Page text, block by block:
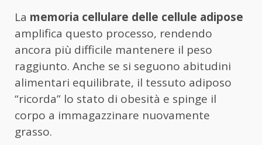
La memoria cellulare delle cellule adipose
amplifica questo processo, rendendo
ancora più difficile mantenere il peso
raggiunto. Anche se si seguono abitudini
alimentari equilibrate, il tessuto adiposo
“ricorda” lo stato di obesità e spinge il
corpo a immagazzinare nuovamente
grasso.